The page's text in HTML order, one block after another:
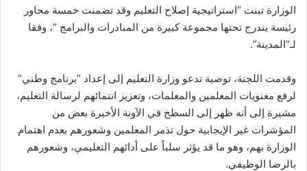
الوزارة تبنت “استراتيجية إصلاح التعليم وقد تضمنت خمسة محاور
رئيسة يندرج تحتها مجموعة كبيرة من المبادرات والبرامج “، وفقا
لـ”المدينة”.
وقدمت اللجنة، توصية تدعو وزارة التعليم إلى إعداد “برنامج وطني”
لرفع معنويات المعلمين والمعلمات، وتعزيز انتمائهم لرسالة التعليم،
مشيرة إلى أنه ظهر إلى السطح في الآونة الأخيرة بعض من
المؤشرات غير الإيجابية حول تذمر المعلمين وشعورهم بعدم اهتمام
الوزارة بهم، وهو ما قد يؤثر سلباً على أدائهم التعليمي، وشعورهم
بالرضا الوظيفي.